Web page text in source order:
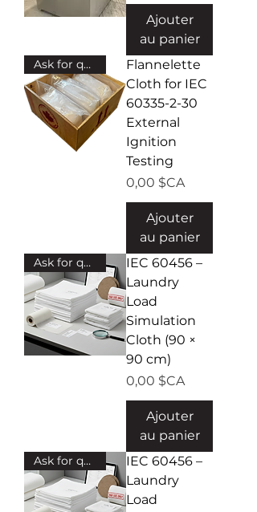
Ajouter
au panier
Ask for quote!
Flannelette
Cloth for IEC
60335-2-30
External
Ignition
Testing
Prix
0,00 $CA
Ajouter
au panier
Ask for quote!
IEC 60456 –
Laundry
Load
Simulation
Cloth (90 ×
90 cm)
Prix
0,00 $CA
Ajouter
au panier
Ask for quote!
IEC 60456 –
Laundry
Load